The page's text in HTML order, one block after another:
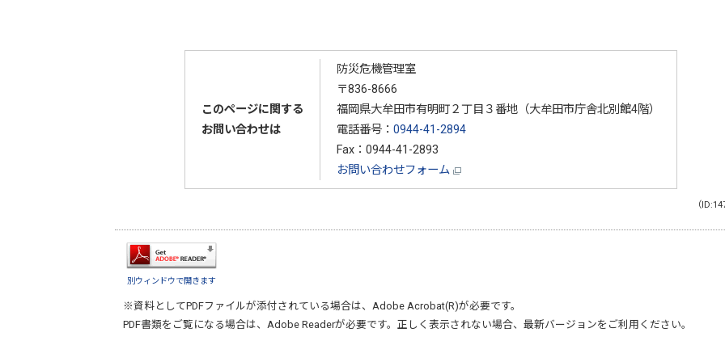
このページに関する
お問い合わせは
防災危機管理室
〒836-8666
福岡県大牟田市有明町２丁目３番地（大牟田市庁舎北別館4階）
電話番号： 0944-41-2894
Fax：0944-41-2893
お問い合わせフォーム
（
別ウィンドウで開きます
※資料としてPDFファイルが添付されている場合は、 Adobe Acrobat(R)が必要です。
PDF書類をご覧になる場合は、 Adobe Readerが必要です。正しく表示されない場合、最新バージョンをご利用ください。